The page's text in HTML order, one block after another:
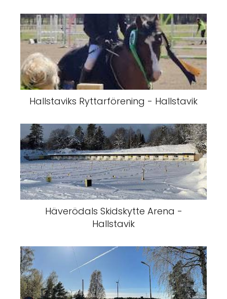
Hallstaviks Ryttarförening - Hallstavik
Häverödals Skidskytte Arena -
Hallstavik